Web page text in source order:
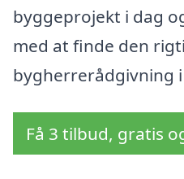
byggeprojekt i dag
med at finde den
bygherrerådgivning
Få 3 tilbud, gratis